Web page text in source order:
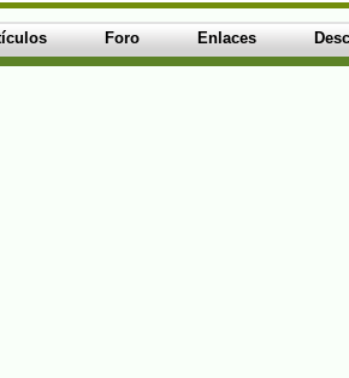
Foro Enlaces